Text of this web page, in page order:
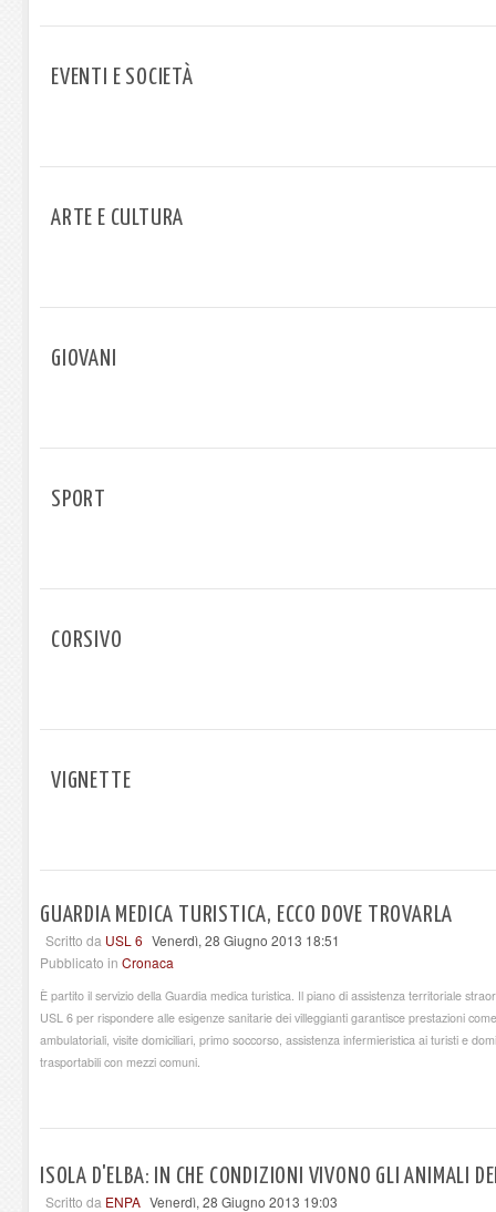
EVENTI E SOCIETÀ
ARTE E CULTURA
GIOVANI
SPORT
CORSIVO
VIGNETTE
GUARDIA MEDICA TURISTICA, ECCO DOVE TROVARLA
Scritto da USL 6 Venerdì, 28 Giugno 2013 18:51
Pubblicato in Cronaca
È partito il servizio della Guardia medica turistica. Il piano di assistenza territoriale
USL 6 per rispondere alle esigenze sanitarie dei villeggianti garantisce prestazioni
ambulatoriali, visite domiciliari, primo soccorso, assistenza infermieristica ai turisti e
trasportabili con mezzi comuni.
ISOLA D'ELBA: IN CHE CONDIZIONI VIVONO GLI ANIMALI
Scritto da ENPA Venerdì, 28 Giugno 2013 19:03